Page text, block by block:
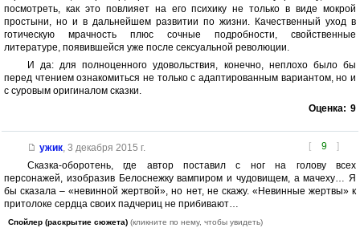
посмотреть, как это повлияет на его психику не только в виде мокрой
простыни, но и в дальнейшем развитии по жизни. Качественный уход в
готическую мрачность плюс сочные подробности, свойственные
литературе, появившейся уже после сексуальной революции.
И да: для полноценного удовольствия, конечно, неплохо было бы
перед чтением ознакомиться не только с адаптированным вариантом, но и
с суровым оригиналом сказки.
Оценка: 9
[ 9 ]
ужик, 3 декабря 2015 г.
Сказка-оборотень, где автор поставил с ног на голову всех
персонажей, изобразив Белоснежку вампиром и чудовищем, а мачеху… Я
бы сказала – «невинной жертвой», но нет, не скажу. «Невинные жертвы» к
притолоке сердца своих падчериц не прибивают…
Спойлер (раскрытие сюжета) (кликните по нему, чтобы увидеть)